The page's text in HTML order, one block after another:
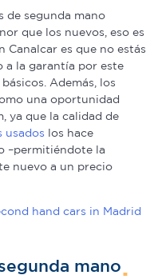
de segunda mano
que los nuevos, eso es
Canalcar es que no estás
a la garantía por este
Además, los
una oportunidad
ya que la calidad de
usados los hace
–permitiéndote la
nuevo a un precio
hand cars in Madrid
mano